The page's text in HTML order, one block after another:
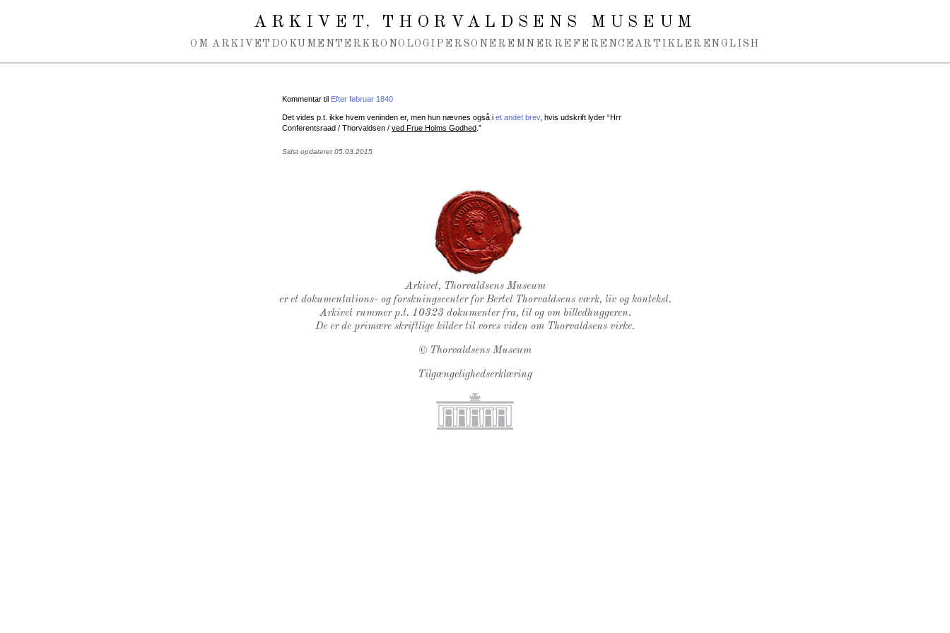
ARKIVET, THORVALDSENS MUSEUM
OM ARKIVET DOKUMENTER KRONOLOGI PERSONER EMNER REFERENCEARTIKLER ENGLISH
Kommentar til Efter februar 1840
Det vides p.t. ikke hvem veninden er, men hun nævnes også i et andet brev, hvis udskrift lyder “Hrr
Conferentsraad / Thorvaldsen / ved Frue Holms Godhed .”
Sidst opdateret 05.03.2015
Thorvaldsens Segl
Arkivet, Thorvaldsens Museum
er et dokumentations- og forskningscenter for Bertel Thorvaldsens værk, liv og kontekst.
Arkivet rummer p.t. 10323 dokumenter fra, til og om billedhuggeren.
De er de primære skriftlige kilder til vores viden om Thorvaldsens virke.
© Thorvaldsens Museum
Tilgængelighedserklæring